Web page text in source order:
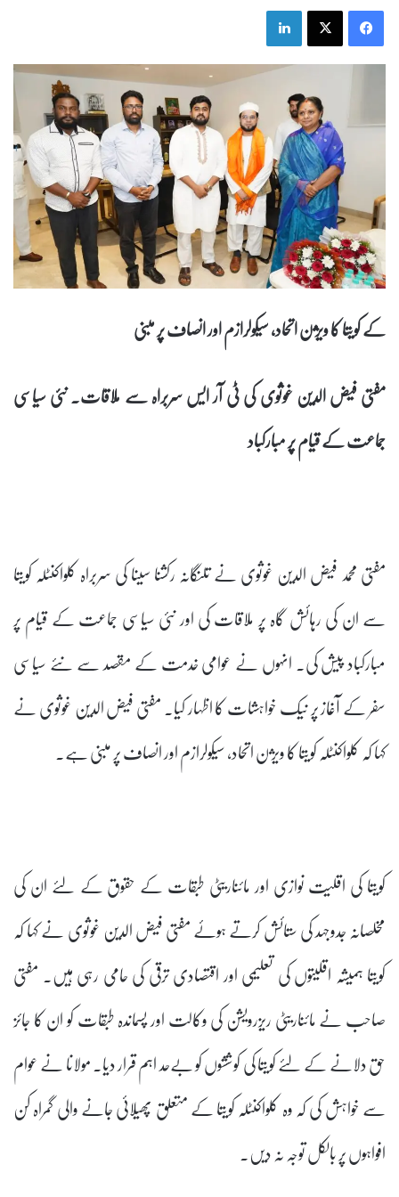
Facebook
X
کے کویتا کا ویژن اتحاد، سیکولرازم اور انصاف پر مبنی
مفتی فیض الدین غوثوی کی ٹی آر ایس سربراہ سے ملاقات۔ نئی سیاسی
جماعت کے قیام پر مبارکباد
مفتی محمد فیض الدین غوثوی نے تلنگانہ رکشنا سینا کی سربراہ کلواکنٹلہ کویتا
سے ان کی رہائش گاہ پر ملاقات کی اور نئی سیاسی جماعت کے قیام پر
مبارکباد پیش کی۔ انہوں نے عوامی خدمت کے مقصد سے نئے سیاسی
سفر کے آغاز پر نیک خواہشات کا اظہار کیا۔ مفتی فیض الدین غوثوی نے
کہا کہ کلواکنٹلہ کویتا کا ویژن اتحاد، سیکولرازم اور انصاف پر مبنی ہے۔
کویتا کی اقلیت نوازی اور مائناریٹی طبقات کے حقوق کے لئے ان کی
مخلصانہ جدوجہد کی ستائش کرتے ہوئے مفتی فیض الدین غوثوی نے کہا کہ
کویتا ہمیشہ اقلیتوں کی تعلیمی اور اقتصادی ترقی کی حامی رہی ہیں۔ مفتی
صاحب نے مائناریٹی ریزرویشن کی وکالت اور پسماندہ طبقات کو ان کا جائز
حق دلانے کے لئے کویتا کی کوششوں کو بےحد اہم قرار دیا۔ مولانا نے عوام
سے خواہش کی کہ وہ کلواکنٹلہ کویتا کے متعلق پھیلائی جانے والی گمراہ کن
افواہوں پر بالکل توجہ نہ دیں۔